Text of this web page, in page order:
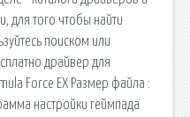
для того чтобы найти
поиском или
драйвер для
Force EX Размер файла :
настройки геймпада